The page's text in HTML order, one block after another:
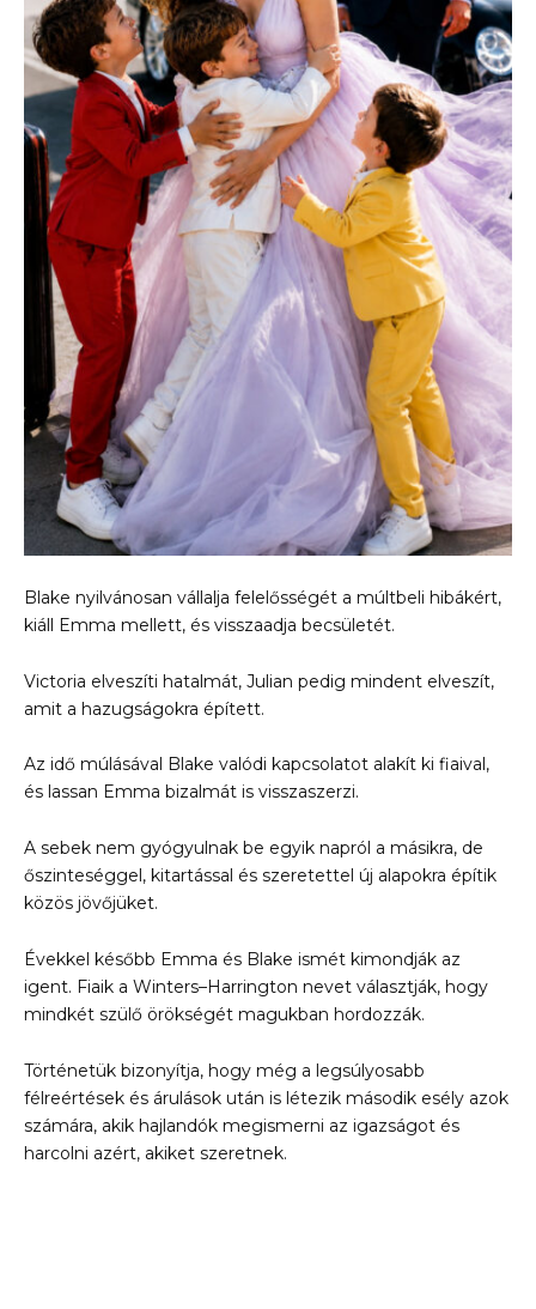
Blake nyilvánosan vállalja felelősségét a múltbeli hibákért,
kiáll Emma mellett, és visszaadja becsületét.
Victoria elveszíti hatalmát, Julian pedig mindent elveszít,
amit a hazugságokra épített.
Az idő múlásával Blake valódi kapcsolatot alakít ki fiaival,
és lassan Emma bizalmát is visszaszerzi.
A sebek nem gyógyulnak be egyik napról a másikra, de
őszinteséggel, kitartással és szeretettel új alapokra építik
közös jövőjüket.
Évekkel később Emma és Blake ismét kimondják az
igent. Fiaik a Winters–Harrington nevet választják, hogy
mindkét szülő örökségét magukban hordozzák.
Történetük bizonyítja, hogy még a legsúlyosabb
félreértések és árulások után is létezik második esély azok
számára, akik hajlandók megismerni az igazságot és
harcolni azért, akiket szeretnek.